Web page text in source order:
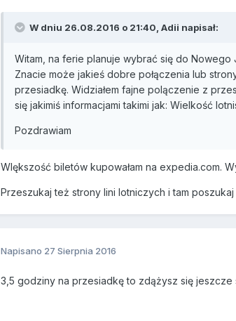
W dniu 26.08.2016 o 21:40, Adii napisał:
Witam, na ferie planuje wybrać się do
Znacie może jakieś dobre połączenia lub
przesiadkę. Widziałem fajne polączenie z
się jakimiś informacjami takimi jak: Wielkość
Pozdrawiam
WIększość biletów kupowałam na expedia.com.
Przeszukaj też strony lini lotniczych i tam poszukaj
Napisano 27 Sierpnia 2016
3,5 godziny na przesiadkę to zdążysz się jeszcze